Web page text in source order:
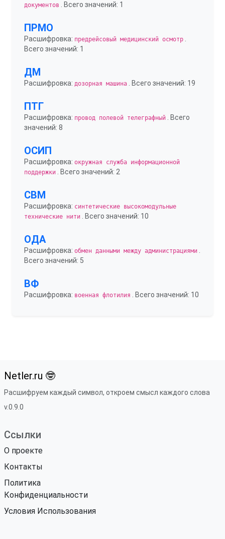
документов
. Всего значений: 1
ПРМО
Расшифровка: предрейсовый медицинский осмотр
Всего значений: 1
ДМ
Расшифровка: дозорная машина . Всего значений: 19
ПТГ
Расшифровка: провод полевой телеграфный . Всего
значений: 8
ОСИП
Расшифровка: окружная служба информационной
поддержки . Всего значений: 2
СВМ
Расшифровка: синтетические высокомодульные
технические нити . Всего значений: 10
ОДА
Расшифровка: обмен данными между администрациями
Всего значений: 5
ВФ
Расшифровка: военная флотилия . Всего значений: 10
Netler.ru 🤓
Расшифруем каждый символ, откроем смысл каждого слова
v.0.9.0
Ссылки
О проекте
Контакты
Политика
Конфиденциальности
Условия Использования